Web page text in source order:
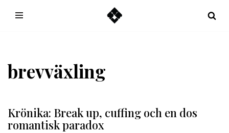
brevväxling
Krönika: Break up, cuffing och en dos
romantisk paradox